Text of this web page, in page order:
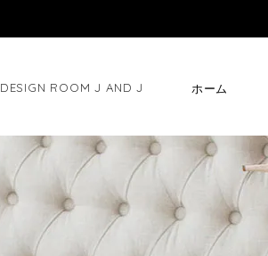
DESIGN ROOM J AND J ホーム